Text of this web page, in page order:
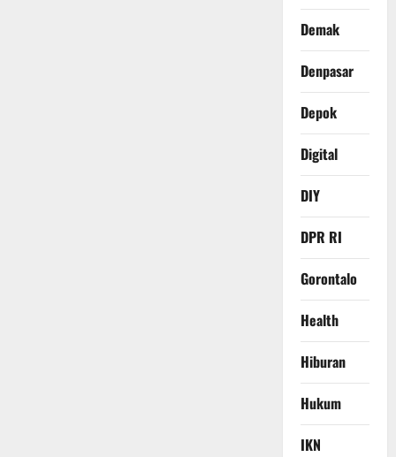
Demak
Denpasar
Depok
Digital
DIY
DPR RI
Gorontalo
Health
Hiburan
Hukum
IKN